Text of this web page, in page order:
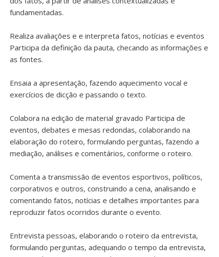
fundamentadas.
Realiza avaliações e e interpreta fatos, notícias e eventos
Participa da definição da pauta, checando as informações e
as fontes.
Ensaia a apresentação, fazendo aquecimento vocal e
exercícios de dicção e passando o texto.
Colabora na edição de material gravado Participa de
eventos, debates e mesas redondas, colaborando na
elaboração do roteiro, formulando perguntas, fazendo a
mediação, análises e comentários, conforme o roteiro.
Comenta a transmissão de eventos esportivos, políticos,
corporativos e outros, construindo a cena, analisando e
comentando fatos, notícias e detalhes importantes para
reproduzir fatos ocorridos durante o evento.
Entrevista pessoas, elaborando o roteiro da entrevista,
formulando perguntas, adequando o tempo da entrevista,